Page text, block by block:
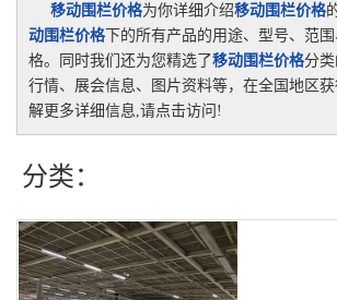
移动围栏价格为你详细介绍移动围栏价格
动围栏价格下的所有产品的用途、型号、范
格。同时我们还为您精选了移动围栏价格分
行情、展会信息、图片资料等，在全国地区
解更多详细信息,请点击访问!
分类：